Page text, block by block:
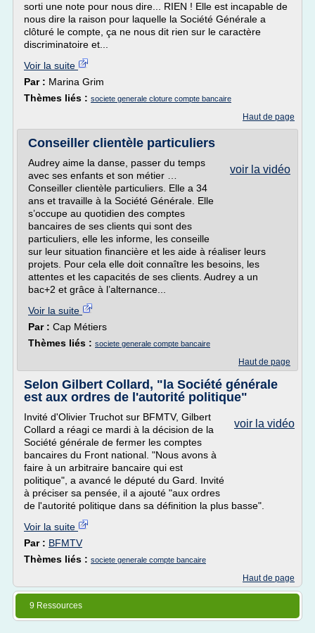
sorti une note pour nous dire... RIEN ! Elle est incapable de
nous dire la raison pour laquelle la Société Générale a
clôturé le compte, ça ne nous dit rien sur le caractère
discriminatoire et...
Voir la suite
Par : Marina Grim
Thèmes liés : societe generale cloture compte bancaire
Haut de page
Conseiller clientèle particuliers
voir la vidéo
Audrey aime la danse, passer du temps
avec ses enfants et son métier …
Conseiller clientèle particuliers. Elle a 34
ans et travaille à la Société Générale. Elle
s’occupe au quotidien des comptes
bancaires de ses clients qui sont des
particuliers, elle les informe, les conseille
sur leur situation financière et les aide à réaliser leurs
projets. Pour cela elle doit connaître les besoins, les
attentes et les capacités de ses clients. Audrey a un
bac+2 et grâce à l’alternance...
Voir la suite
Par : Cap Métiers
Thèmes liés : societe generale compte bancaire
Haut de page
Selon Gilbert Collard, "la Société générale
est aux ordres de l'autorité politique"
voir la vidéo
Invité d'Olivier Truchot sur BFMTV, Gilbert
Collard a réagi ce mardi à la décision de la
Société générale de fermer les comptes
bancaires du Front national. "Nous avons à
faire à un arbitraire bancaire qui est
politique", a avancé le député du Gard. Invité
à préciser sa pensée, il a ajouté "aux ordres
de l'autorité politique dans sa définition la plus basse".
Voir la suite
Par : BFMTV
Thèmes liés : societe generale compte bancaire
Haut de page
9 Ressources